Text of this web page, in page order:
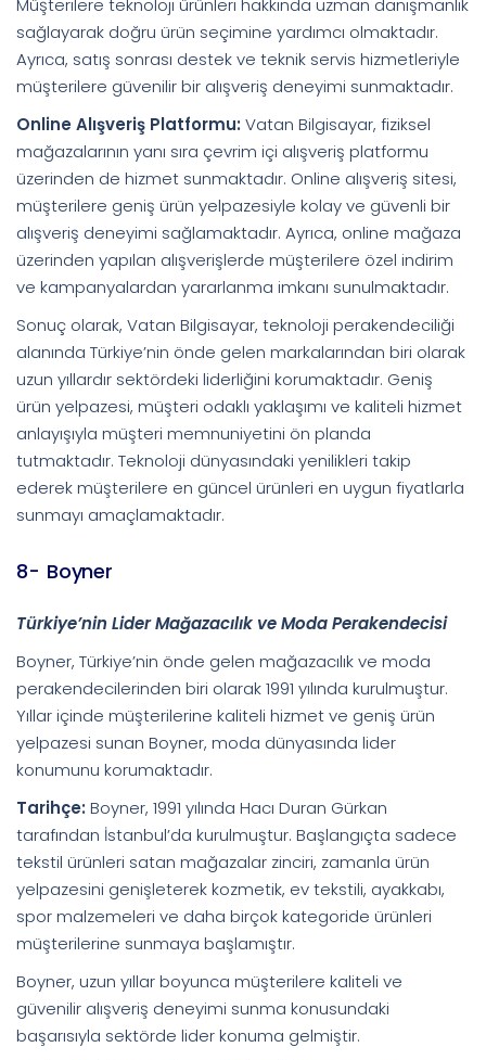
Müşterilere teknoloji ürünleri hakkında uzman danışmanlık
sağlayarak doğru ürün seçimine yardımcı olmaktadır.
Ayrıca, satış sonrası destek ve teknik servis hizmetleriyle
müşterilere güvenilir bir alışveriş deneyimi sunmaktadır.
Online Alışveriş Platformu: Vatan Bilgisayar, fiziksel
mağazalarının yanı sıra çevrim içi alışveriş platformu
üzerinden de hizmet sunmaktadır. Online alışveriş sitesi,
müşterilere geniş ürün yelpazesiyle kolay ve güvenli bir
alışveriş deneyimi sağlamaktadır. Ayrıca, online mağaza
üzerinden yapılan alışverişlerde müşterilere özel indirim
ve kampanyalardan yararlanma imkanı sunulmaktadır.
Sonuç olarak, Vatan Bilgisayar, teknoloji perakendeciliği
alanında Türkiye’nin önde gelen markalarından biri olarak
uzun yıllardır sektördeki liderliğini korumaktadır. Geniş
ürün yelpazesi, müşteri odaklı yaklaşımı ve kaliteli hizmet
anlayışıyla müşteri memnuniyetini ön planda
tutmaktadır. Teknoloji dünyasındaki yenilikleri takip
ederek müşterilere en güncel ürünleri en uygun fiyatlarla
sunmayı amaçlamaktadır.
8- Boyner
Türkiye’nin Lider Mağazacılık ve Moda Perakendecisi
Boyner, Türkiye’nin önde gelen mağazacılık ve moda
perakendecilerinden biri olarak 1991 yılında kurulmuştur.
Yıllar içinde müşterilerine kaliteli hizmet ve geniş ürün
yelpazesi sunan Boyner, moda dünyasında lider
konumunu korumaktadır.
Tarihçe: Boyner, 1991 yılında Hacı Duran Gürkan
tarafından İstanbul’da kurulmuştur. Başlangıçta sadece
tekstil ürünleri satan mağazalar zinciri, zamanla ürün
yelpazesini genişleterek kozmetik, ev tekstili, ayakkabı,
spor malzemeleri ve daha birçok kategoride ürünleri
müşterilerine sunmaya başlamıştır.
Boyner, uzun yıllar boyunca müşterilere kaliteli ve
güvenilir alışveriş deneyimi sunma konusundaki
başarısıyla sektörde lider konuma gelmiştir.